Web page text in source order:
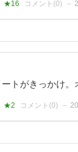
★16 コメント(0)
トがきっかけ。
★2 コメント(0)